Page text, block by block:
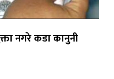
नगरे कडा कानुनी